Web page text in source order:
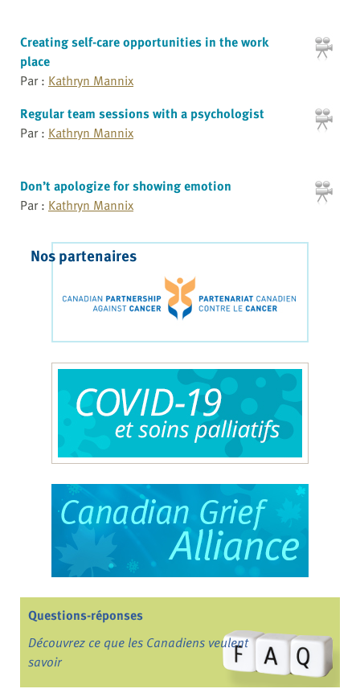
Creating self-care opportunities in the work
place
Par : Kathryn Mannix
Regular team sessions with a psychologist
Par : Kathryn Mannix
Don’t apologize for showing emotion
Par : Kathryn Mannix
Nos partenaires
Questions-réponses
Découvrez ce que les Canadiens veulent
savoir